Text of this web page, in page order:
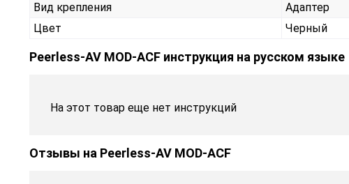
Вид крепления
Адаптер
Цвет
Черный
Peerless-AV MOD-ACF инструкция на русском языке
На этот товар еще нет инструкций
Отзывы на Peerless-AV MOD-ACF